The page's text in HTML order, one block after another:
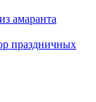
амаранта
праздничных